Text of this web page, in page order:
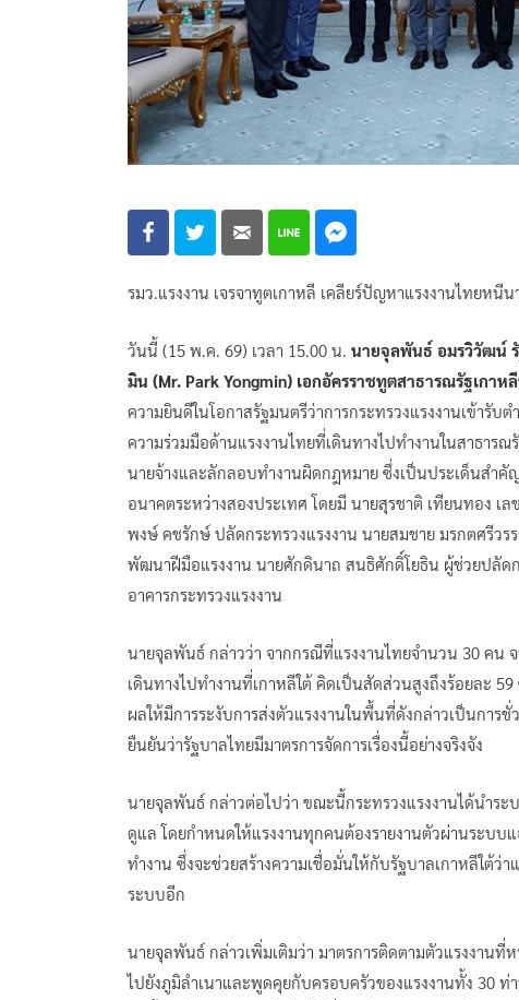
รมว.แรงงาน เจรจาทูตเกาหลี เคลียร์ปัญหาแรงงานไทยห
วันนี้ (15 พ.ค. 69) เวลา 15.00 น. นายจุลพันธ์ อมรวิวัฒน์ รั
มิน (Mr. Park Yongmin) เอกอัครราชทูตสาธารณรัฐเกาห
ความยินดีในโอกาสรัฐมนตรีว่าการกระทรวงแรงงานเข้ารั
ความร่วมมือด้านแรงงานไทยที่เดินทางไปทำงานในสาธาร
นายจ้างและลักลอบทำงานผิดกฎหมาย ซึ่งเป็นประเด็นสำ
อนาคตระหว่างสองประเทศ โดยมี นายสุรชาติ เทียนทอง เ
พงษ์ คชรักษ์ ปลัดกระทรวงแรงงาน นายสมชาย มรกตศรี
พัฒนาฝีมือแรงงาน นายศักดินาถ สนธิศักดิ์โยธิน ผู้ช่วยปลัด
อาคารกระทรวงแรงงาน
นายจุลพันธ์ กล่าวว่า จากกรณีที่แรงงานไทยจำนวน 30 คน
เดินทางไปทำงานที่เกาหลีใต้ คิดเป็นสัดส่วนสูงถึงร้อยละ
ผลให้มีการระงับการส่งตัวแรงงานในพื้นที่ดังกล่าวเป็นการ
ยืนยันว่ารัฐบาลไทยมีมาตรการจัดการเรื่องนี้อย่างจริงจัง
นายจุลพันธ์ กล่าวต่อไปว่า ขณะนี้กระทรวงแรงงานได้นำระ
ดูแล โดยกำหนดให้แรงงานทุกคนต้องรายงานตัวผ่านระบ
ทำงาน ซึ่งจะช่วยสร้างความเชื่อมั่นให้กับรัฐบาลเกาหลีใต้
ระบบอีก
นายจุลพันธ์ กล่าวเพิ่มเติมว่า มาตรการติดตามตัวแรงงานที่
ไปยังภูมิลำเนาและพูดคุยกับครอบครัวของแรงงานทั้ง 30